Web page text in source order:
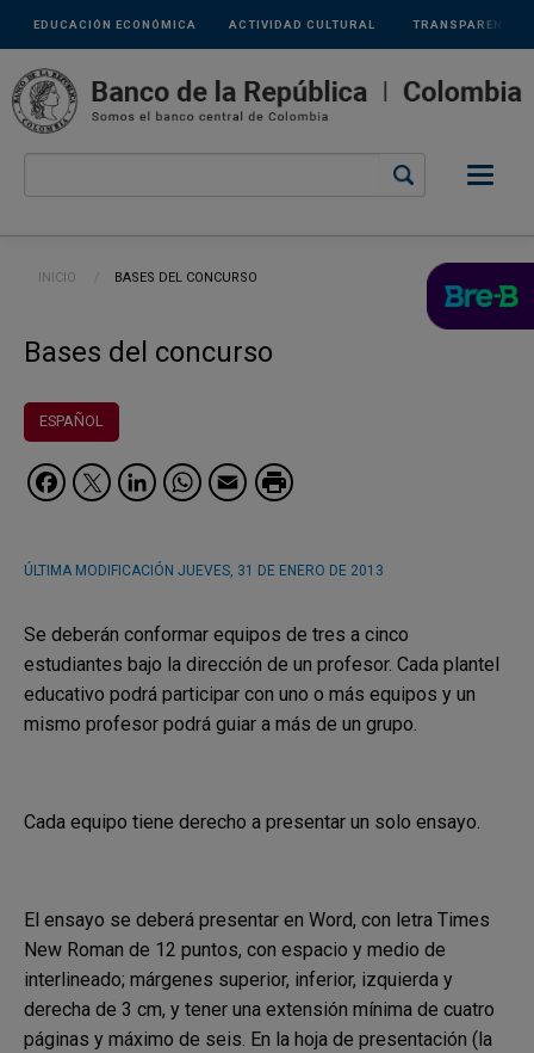
Pasar al contenido principal
Links
secundarios
ACTIVIDAD CULTURAL
EDUCACIÓN ECONÓMICA TRANSPARENCIA
Ruta de navegación
INICIO CURRENT:
BASES DEL CONCURSO
Bases del concurso
ESPAÑOL
Facebook
Twitter
LinkedIn
WhatsApp
Email
ÚLTIMA MODIFICACIÓN JUEVES, 31 DE ENERO DE 2013
Se deberán conformar equipos de tres a cinco
estudiantes bajo la dirección de un profesor. Cada plantel
educativo podrá participar con uno o más equipos y un
mismo profesor podrá guiar a más de un grupo.
Cada equipo tiene derecho a presentar un solo ensayo.
El ensayo se deberá presentar en Word, con letra Times
New Roman de 12 puntos, con espacio y medio de
interlineado; márgenes superior, inferior, izquierda y
derecha de 3 cm, y tener una extensión mínima de cuatro
páginas y máximo de seis. En la hoja de presentación (la